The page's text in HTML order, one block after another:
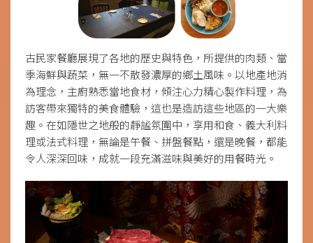
古民家餐廳展現了各地的歷史與特色，所提供的肉類、當
季海鮮與蔬菜，無一不散發濃厚的鄉土風味。以地產地消
為理念，主廚熟悉當地食材，傾注心力精心製作料理，為
訪客帶來獨特的美食體驗，這也是造訪這些地區的一大樂
趣。在如隱世之地般的靜謐氛圍中，享用和食、義大利料
理或法式料理，無論是午餐、拼盤餐點，還是晚餐，都能
令人深深回味，成就一段充滿滋味與美好的用餐時光。